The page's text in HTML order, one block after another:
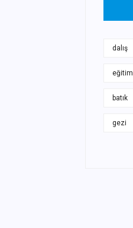
dalış
eğitim
batık
gezi